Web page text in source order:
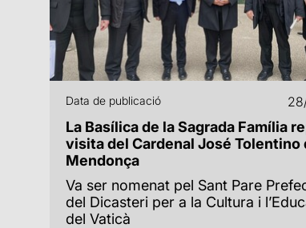
Data de publicació
La Basílica de la Sagrada Família
visita del Cardenal José Tolentino
Mendonça
Va ser nomenat pel Sant Pare
del Dicasteri per a la Cultura i
del Vaticà